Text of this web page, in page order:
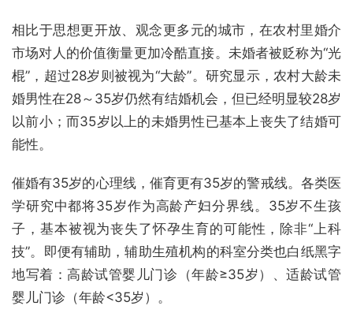
相比于思想更开放、观念更多元的城市，在农村里婚介
市场对人的价值衡量更加冷酷直接。未婚者被贬称为“光
棍”，超过28岁则被视为“大龄”。研究显示，农村大龄未
婚男性在28～35岁仍然有结婚机会，但已经明显较28岁
以前小；而35岁以上的未婚男性已基本上丧失了结婚可
能性。
催婚有35岁的心理线，催育更有35岁的警戒线。各类医
学研究中都将35岁作为高龄产妇分界线。35岁不生孩
子，基本被视为丧失了怀孕生育的可能性，除非“上科
技”。即便有辅助，辅助生殖机构的科室分类也白纸黑字
地写着：高龄试管婴儿门诊（年龄≥35岁）、适龄试管
婴儿门诊（年龄<35岁）。